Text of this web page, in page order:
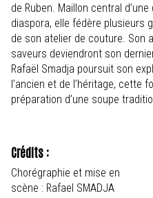
de Ruben. Maillon central
diaspora, elle fédère plusieurs
de son atelier de couture. Son
saveurs deviendront son
Rafaël Smadja poursuit son
l’ancien et de l’héritage, cette
préparation d’une soupe
Crédits :
Chorégraphie et mise en
scène : Rafael SMADJA